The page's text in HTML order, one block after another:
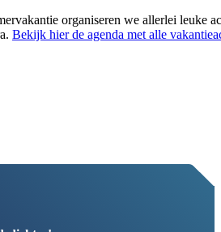
organiseren we allerlei leuke
Bekijk hier de agenda met alle